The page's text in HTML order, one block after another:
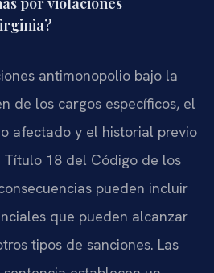
antimonopolio bajo la
de los cargos específicos, el
afectado y el historial previo
Título 18 del Código de los
pueden incluir
que pueden alcanzar
tipos de sanciones. Las